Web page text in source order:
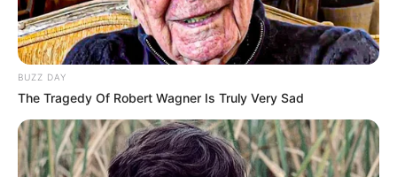
BUZZ DAY
The Tragedy Of Robert Wagner Is Truly Very Sad